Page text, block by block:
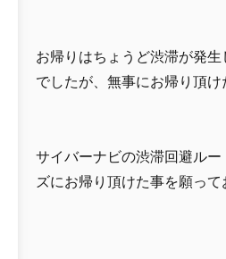
お帰りはちょうど渋滞が発
でしたが、無事にお帰り頂
サイバーナビの渋滞回避ル
ズにお帰り頂けた事を願って